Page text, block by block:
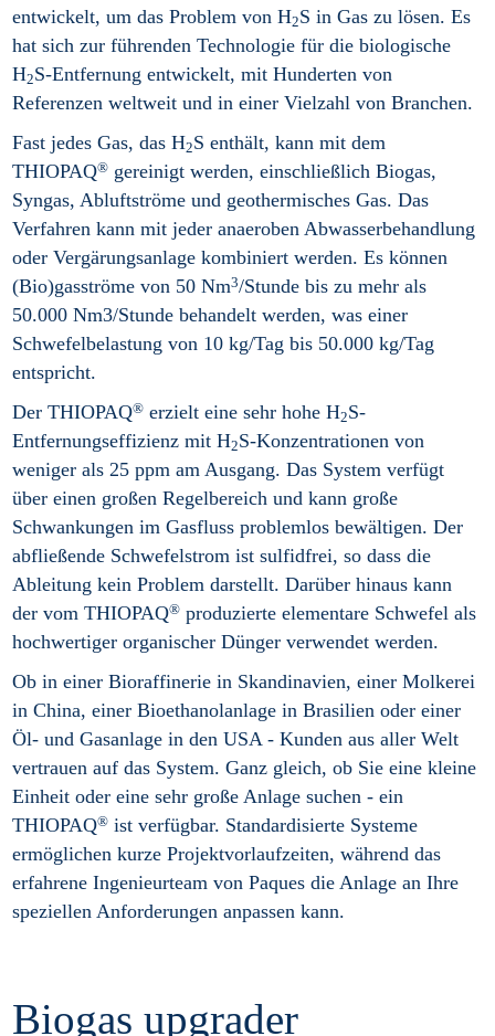
entwickelt, um das Problem von H2S in Gas zu lösen. Es
hat sich zur führenden Technologie für die biologische
H2S-Entfernung entwickelt, mit Hunderten von
Referenzen weltweit und in einer Vielzahl von Branchen.
Fast jedes Gas, das H2S enthält, kann mit dem
THIOPAQ® gereinigt werden, einschließlich Biogas,
Syngas, Abluftströme und geothermisches Gas. Das
Verfahren kann mit jeder anaeroben Abwasserbehandlung
oder Vergärungsanlage kombiniert werden. Es können
(Bio)gasströme von 50 Nm3/Stunde bis zu mehr als
50.000 Nm3/Stunde behandelt werden, was einer
Schwefelbelastung von 10 kg/Tag bis 50.000 kg/Tag
entspricht.
Der THIOPAQ® erzielt eine sehr hohe H2S-
Entfernungseffizienz mit H2S-Konzentrationen von
weniger als 25 ppm am Ausgang. Das System verfügt
über einen großen Regelbereich und kann große
Schwankungen im Gasfluss problemlos bewältigen. Der
abfließende Schwefelstrom ist sulfidfrei, so dass die
Ableitung kein Problem darstellt. Darüber hinaus kann
der vom THIOPAQ® produzierte elementare Schwefel als
hochwertiger organischer Dünger verwendet werden.
Ob in einer Bioraffinerie in Skandinavien, einer Molkerei
in China, einer Bioethanolanlage in Brasilien oder einer
Öl- und Gasanlage in den USA - Kunden aus aller Welt
vertrauen auf das System. Ganz gleich, ob Sie eine kleine
Einheit oder eine sehr große Anlage suchen - ein
THIOPAQ® ist verfügbar. Standardisierte Systeme
ermöglichen kurze Projektvorlaufzeiten, während das
erfahrene Ingenieurteam von Paques die Anlage an Ihre
speziellen Anforderungen anpassen kann.
Biogas upgrader